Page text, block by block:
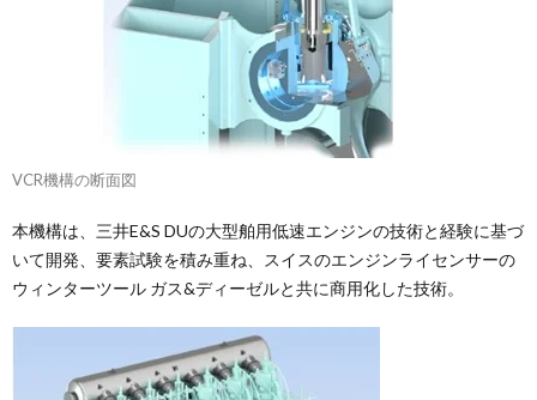
VCR機構の断面図
本機構は、三井E&S DUの大型舶用低速エンジンの技術と経験に基づ
いて開発、要素試験を積み重ね、スイスのエンジンライセンサーの
ウィンターツール ガス&ディーゼルと共に商用化した技術。